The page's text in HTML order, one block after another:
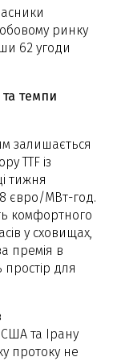
ринку
62 угоди
темпи
залишається
TTF із
тижня
євро/МВт-год.
комфортного
у сховищах,
премія в
для
та Ірану
протоку не